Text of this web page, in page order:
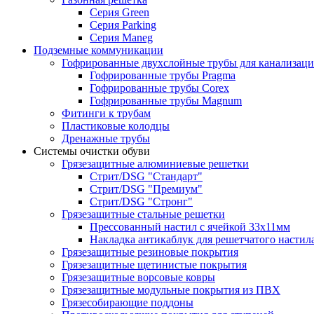
Серия Green
Серия Parking
Серия Maneg
Подземные коммуникации
Гофрированные двухслойные трубы для
Гофрированные трубы Pragma
Гофрированные трубы Corex
Гофрированные трубы Magnum
Фитинги к трубам
Пластиковые колодцы
Дренажные трубы
Системы очистки обуви
Грязезащитные алюминиевые решетки
Стрит/DSG "Стандарт"
Стрит/DSG "Премиум"
Стрит/DSG "Стронг"
Грязезащитные стальные решетки
Прессованный настил с ячейкой 33х11мм
Накладка антикаблук для решетчатого
Грязезащитные резиновые покрытия
Грязезащитные щетинистые покрытия
Грязезащитные ворсовые ковры
Грязезащитные модульные покрытия из ПВХ
Грязесобирающие поддоны